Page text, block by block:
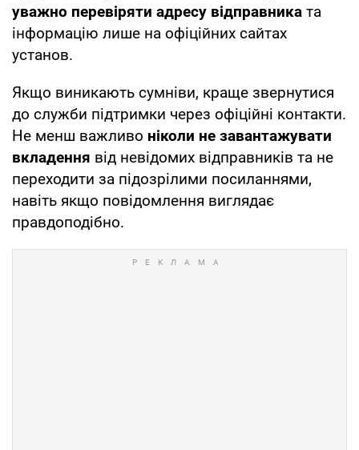
уважно перевіряти адресу відправника та
інформацію лише на офіційних сайтах
установ.
Якщо виникають сумніви, краще звернутися
до служби підтримки через офіційні контакти.
Не менш важливо ніколи не завантажувати
вкладення від невідомих відправників та не
переходити за підозрілими посиланнями,
навіть якщо повідомлення виглядає
правдоподібно.